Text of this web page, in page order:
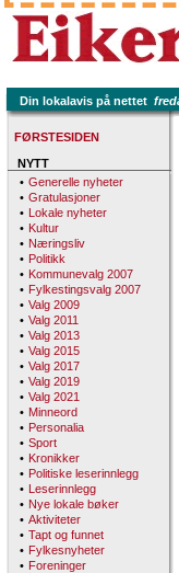
Din lokalavis på nettet
FØRSTESIDEN
NYTT
• Generelle nyheter
• Gratulasjoner
• Lokale nyheter
• Kultur
• Næringsliv
• Politikk
• Kommunevalg 2007
• Fylkestingsvalg 2007
• Valg 2009
• Valg 2011
• Valg 2013
• Valg 2015
• Valg 2017
• Valg 2019
• Valg 2021
• Minneord
• Personalia
• Sport
• Kronikker
• Politiske leserinnlegg
• Leserinnlegg
• Nye lokale bøker
• Aktiviteter
• Tapt og funnet
• Fylkesnyheter
• Foreninger